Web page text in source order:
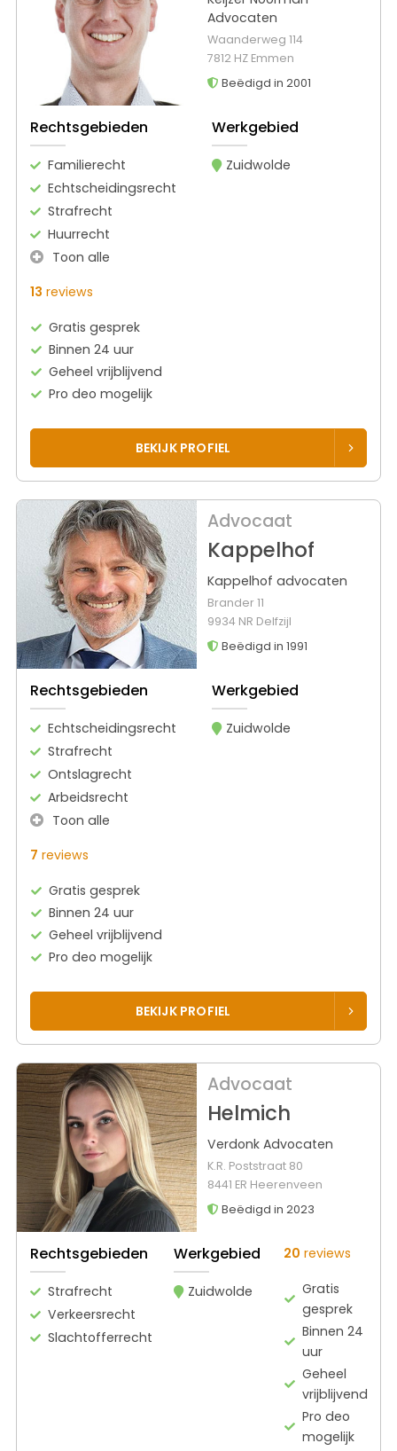
Advocaten
Waanderweg 114
7812 HZ Emmen
Beëdigd in 2001
Rechtsgebieden
Familierecht
Echtscheidingsrecht
Strafrecht
Huurrecht
Toon alle
Werkgebied
Zuidwolde
13 reviews
Gratis gesprek
Binnen 24 uur
Geheel vrijblijvend
Pro deo mogelijk
BEKIJK PROFIEL
Advocaat
Kappelhof
Kappelhof advocaten
Brander 11
9934 NR Delfzijl
Beëdigd in 1991
Rechtsgebieden
Echtscheidingsrecht
Strafrecht
Ontslagrecht
Arbeidsrecht
Toon alle
Werkgebied
Zuidwolde
7 reviews
Gratis gesprek
Binnen 24 uur
Geheel vrijblijvend
Pro deo mogelijk
BEKIJK PROFIEL
Advocaat
Helmich
Verdonk Advocaten
K.R. Poststraat 80
8441 ER Heerenveen
Beëdigd in 2023
Rechtsgebieden
Strafrecht
Verkeersrecht
Slachtofferrecht
Werkgebied
Zuidwolde
20 reviews
Gratis
gesprek
Binnen 24
uur
Geheel
vrijblijvend
Pro deo
mogelijk